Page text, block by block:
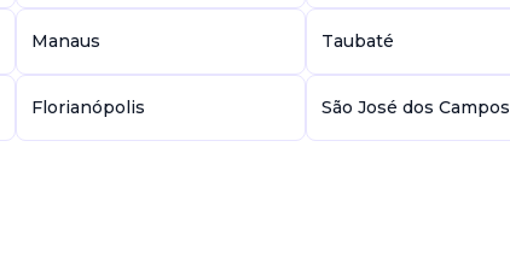
Manaus Taubaté
Florianópolis São José dos Campos